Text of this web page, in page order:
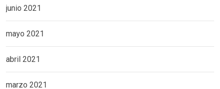
junio 2021
mayo 2021
abril 2021
marzo 2021